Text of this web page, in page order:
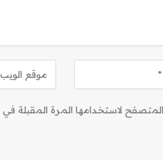
لاستخدامها المرة المقبلة في